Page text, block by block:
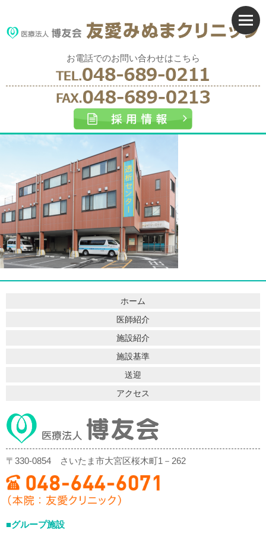
お電話でのお問い合わせはこちら
ホーム
医師紹介
施設紹介
施設基準
送迎
アクセス
〒330-0854 さいたま市大宮区桜木町1－262
■グループ施設